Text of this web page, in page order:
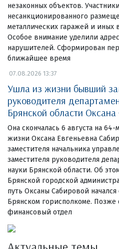
незаконных объектов.
несанкционированного
металлических гаражей и иных
Особое внимание уделили
нарушителей. Сформирован
ближайшее время
07.08.2026 13:37
Ушла из жизни бывший
руководителя
Брянской области
Она скончалась 6 августа на
жизни Оксана Евгеньевна
заместителя начальника
заместителя руководителя
науки Брянской области. Об
Брянской городской
путь Оксаны Сабировой
Брянском горисполкоме. Позже
финансовый отдел